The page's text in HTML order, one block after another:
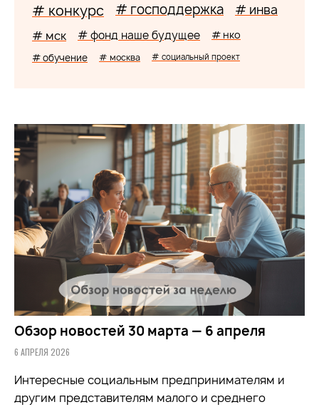
# конкурс # господдержка # инва
# мск # фонд наше будущее # нко
# обучение # москва # социальный проект
Обзор новостей 30 марта — 6 апреля
6 АПРЕЛЯ 2026
Интересные социальным предпринимателям и
другим представителям малого и среднего